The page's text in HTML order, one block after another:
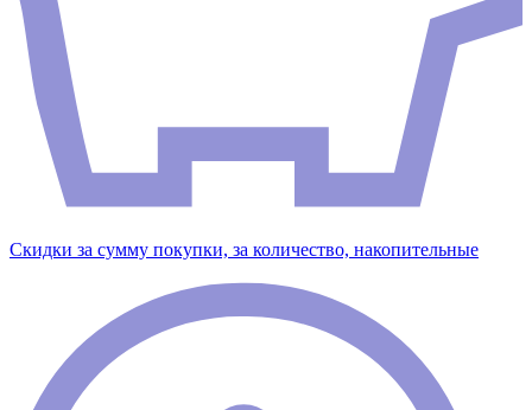
Скидки за сумму покупки, за количество, накопительные